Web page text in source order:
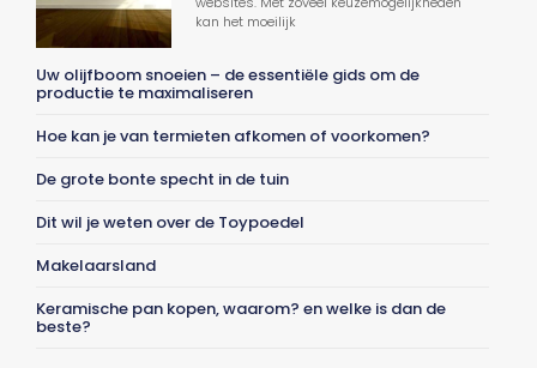
kan het moeilijk
Uw olijfboom snoeien – de essentiële gids om de
productie te maximaliseren
Hoe kan je van termieten afkomen of voorkomen?
De grote bonte specht in de tuin
Dit wil je weten over de Toypoedel
Makelaarsland
Keramische pan kopen, waarom? en welke is dan de
beste?